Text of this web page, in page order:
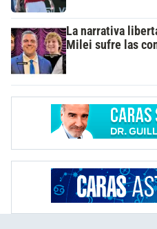
La narrativa
Milei sufre las